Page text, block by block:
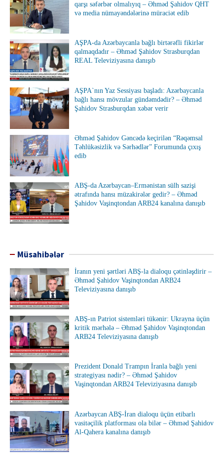
qarşı səfərbər olmalıyıq – Əhməd Şahidov QHT
və media nümayəndələrinə müraciət edib
AŞPA-da Azərbaycanla bağlı birtərəfli fikirlər
qalmaqdadır – Əhməd Şahidov Strasburqdan
REAL Televiziyasına danışıb
AŞPA`nın Yaz Sessiyası başladı: Azərbaycanla
bağlı hansı mövzular gündəmdədir? – Əhməd
Şahidov Strasburqdan xəbər verir
Əhməd Şahidov Gəncədə keçirilən “Rəqəmsal
Təhlükəsizlik və Sərhədlər” Forumunda çıxış
edib
ABŞ-da Azərbaycan–Ermənistan sülh sazişi
ətrafında hansı müzakirələr gedir? – Əhməd
Şahidov Vaşinqtondan ARB24 kanalına danışıb
Müsahibələr
İranın yeni şərtləri ABŞ-la dialoqu çətinləşdirir –
Əhməd Şahidov Vaşinqtondan ARB24
Televiziyasına danışıb
ABŞ-ın Patriot sistemləri tükənir: Ukrayna üçün
kritik mərhələ – Əhməd Şahidov Vaşinqtondan
ARB24 Televiziyasına danışıb
Prezident Donald Trampın İranla bağlı yeni
strategiyası nədir? – Əhməd Şahidov
Vaşinqtondan ARB24 Televiziyasına danışıb
Azərbaycan ABŞ-İran dialoqu üçün etibarlı
vasitəçilik platforması ola bilər – Əhməd Şahidov
Al-Qahera kanalına danışıb